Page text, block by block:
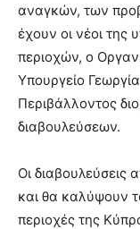
αναγκών, των
έχουν οι νέοι της
περιοχών, ο
Υπουργείο
Περιβάλλοντος
διαβουλεύσεων.
Οι διαβουλεύσεις
και θα καλύψουν
περιοχές της